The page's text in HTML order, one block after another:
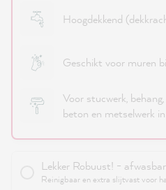
Hoogdekkend
Geschikt voor muren
Voor stucwerk,
beton en metselwerk
Lekker Robuust! -
Reinigbaar en extra slijtvast voor